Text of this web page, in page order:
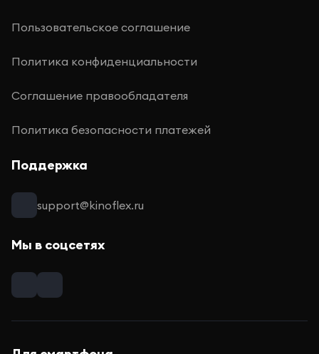
Пользовательское соглашение
Политика конфиденциальности
Соглашение правообладателя
Политика безопасности платежей
Поддержка
support@kinoflex.ru
Мы в соцсетях